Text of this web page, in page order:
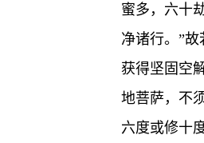
蜜多，六十
净诸行。”
获得坚固空
地菩萨，不
六度或修十